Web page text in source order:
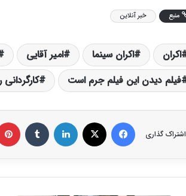
منبع خبر آنلاین
اکران اکران سینما امیر آقایی
فیلم دیدن این فیلم جرم است
اشتراک گذاری